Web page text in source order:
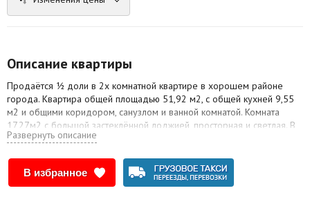
Описание квартиры
Продаётся ½ доли в 2х комнатной квартире в хорошем районе
города. Квартира общей площадью 51,92 м2, с общей кухней 9,55
м2 и общими коридором, санузлом и ванной комнатой. Комната
17,27м2 с большой застеклённой лоджией, просторная и светлая. В
пешей доступности магазины на любой вкус, детские сады, школы,
Возможен разумный торг.
Развернуть описание
В избранное